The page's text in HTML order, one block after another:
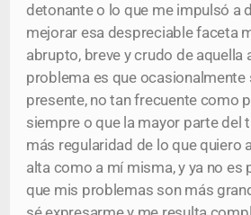
detonante o lo que me impulsó a
mejorar esa despreciable faceta
abrupto, breve y crudo de aquella
problema es que ocasionalmente
presente, no tan frecuente como
siempre o que la mayor parte del
más regularidad de lo que quiero
alta como a mí misma, y ya no es
que mis problemas son más